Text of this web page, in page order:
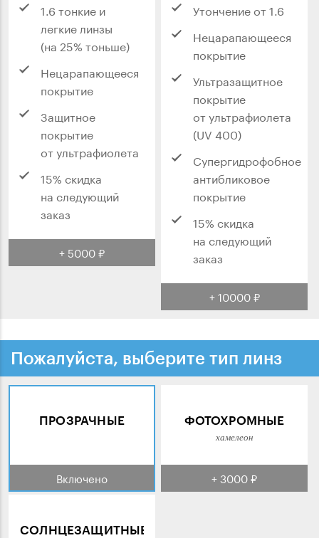
1.6 тонкие и
легкие линзы
(на 25% тоньше)
Нецарапающееся
покрытие
Защитное
покрытие
от ультрафиолета
15% скидка
на следующий
заказ
+ 5000 ₽
Утончение от 1.6
Нецарапающееся
покрытие
Ультразащитное
покрытие
от ультрафиолета
(UV 400)
Супергидрофобное
антибликовое
покрытие
15% скидка
на следующий
заказ
+ 10000 ₽
Пожалуйста, выберите тип линз
ПРОЗРАЧНЫЕ
Включено
ФОТОХРОМНЫЕ
хамелеон
+ 3000 ₽
СОЛНЦЕЗАЩИТНЫЕ